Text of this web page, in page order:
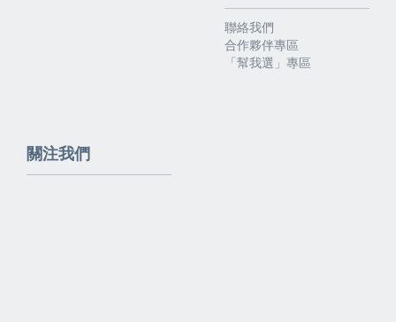
聯絡我們
合作夥伴專區
「幫我選」專區
關注我們